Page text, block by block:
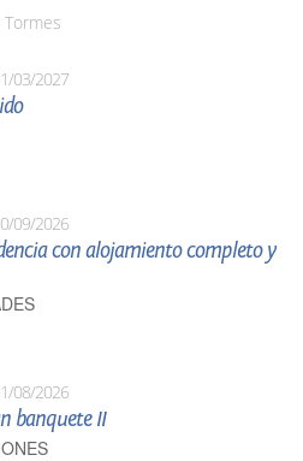
03/2027
09/2026
con alojamiento completo y
08/2026
banquete II